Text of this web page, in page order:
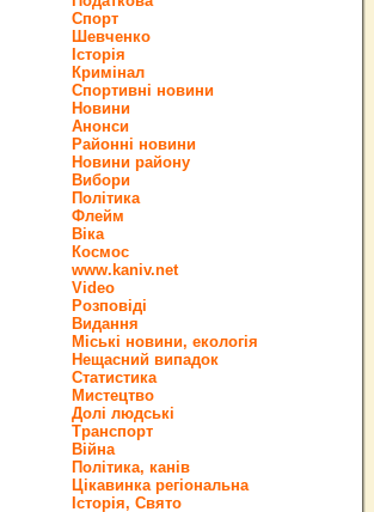
Спорт
Шевченко
Історія
Кримінал
Спортивні новини
Новини
Анонси
Районні новини
Новини району
Вибори
Політика
Флейм
Віка
Космос
www.kaniv.net
Video
Розповіді
Видання
Міські новини, екологія
Нещасний випадок
Статистика
Мистецтво
Долі людські
Транспорт
Війна
Політика, канів
Цікавинка регіональна
Історія, Свято